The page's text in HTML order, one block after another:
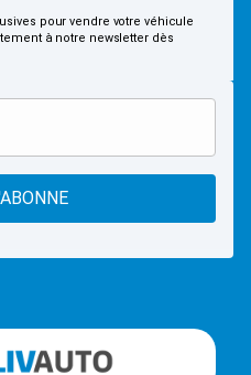
pour vendre votre véhicule
à notre newsletter dès